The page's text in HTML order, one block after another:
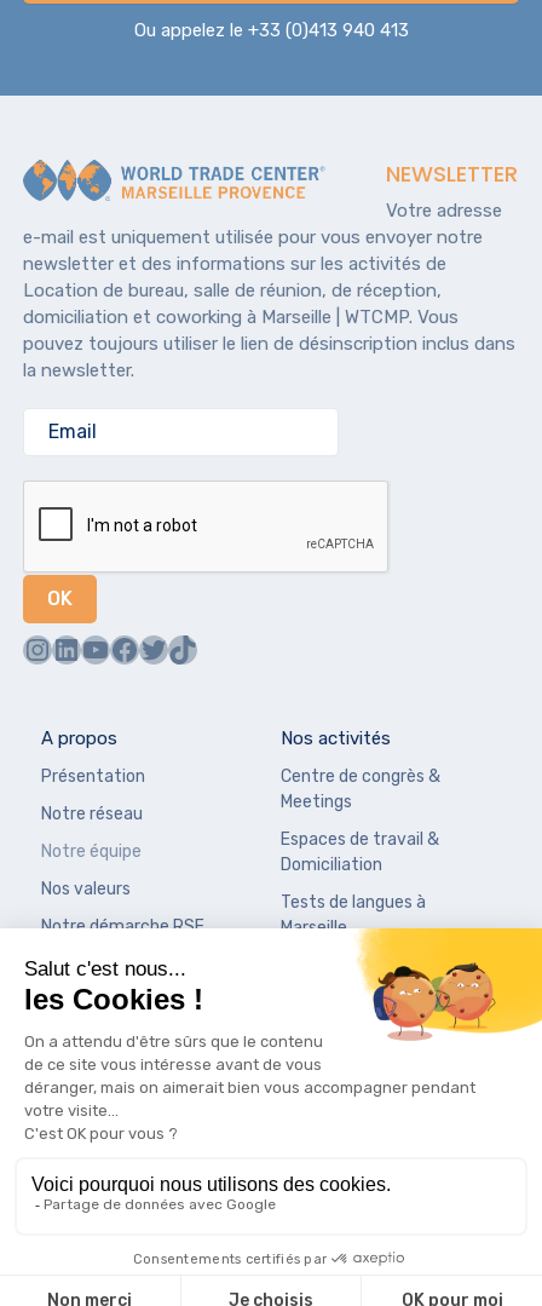
Ou appelez le +33 (0)413 940 413
NEWSLETTER
Votre adresse
e-mail est uniquement utilisée pour vous envoyer notre
newsletter et des informations sur les activités de
Location de bureau, salle de réunion, de réception,
domiciliation et coworking à Marseille | WTCMP. Vous
pouvez toujours utiliser le lien de désinscription inclus dans
la newsletter.
Instagram
LinkedIn
YouTube
Facebook
Twitter
TikTok
A propos
Présentation
Notre réseau
Notre équipe
Nos valeurs
Notre démarche RSE
Nos activités
Centre de congrès &
Meetings
Espaces de travail &
Domiciliation
Tests de langues à
Marseille
Nos sites
Sky Center La Marseillaise
Palais de la Bourse
Presse
Copyright © 2026 World Trade Center -Mentions légales